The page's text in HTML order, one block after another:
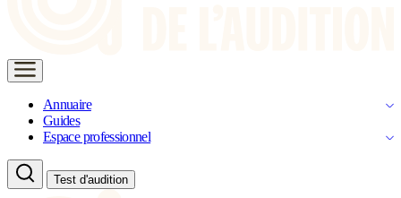
Annuaire
Guides
Espace professionnel
Test d'audition